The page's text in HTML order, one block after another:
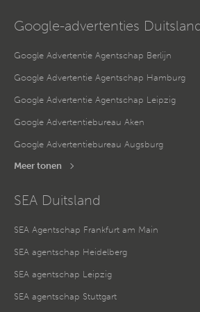
jederzeit später geändert oder widerrufen
auf die Schaltfläche Einstellungen am
Weitere Informationen erhalten Sie in
Google-advertenties
Google Advertentie Agentschap Berlijn
Google Advertentie Agentschap Hamburg
Google Advertentie Agentschap Leipzig
Google Advertentiebureau Aken
Google Advertentiebureau Augsburg
Meer tonen
SEA Duitsland
SEA Agentschap Frankfurt am Main
SEA agentschap Heidelberg
SEA agentschap Leipzig
SEA agentschap Stuttgart